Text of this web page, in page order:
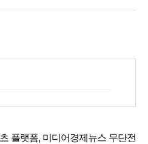
플랫폼, 미디어경제뉴스 무단전